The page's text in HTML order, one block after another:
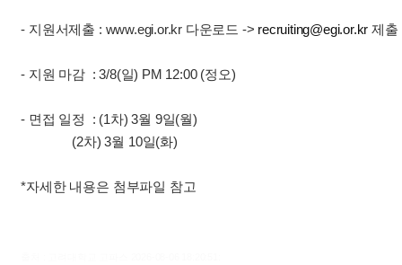
- 지원서제출 : www.egi.or.kr 다운로드 -> recruiting@egi.or.kr 제출
- 지원 마감 : 3/8(일) PM 12:00 (정오)
- 면접 일정 : (1차) 3월 9일(월)
(2차) 3월 10일(화)
*자세한 내용은 첨부파일 참고